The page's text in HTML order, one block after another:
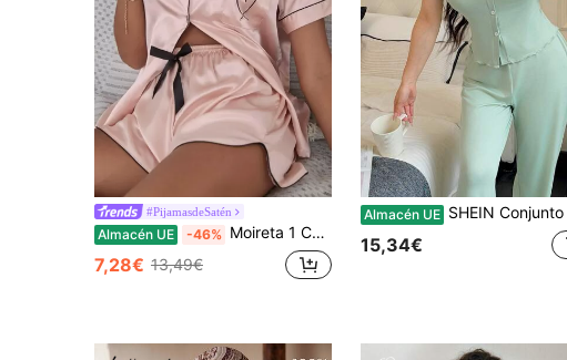
#PijamasdeSatén
Almacén UE -46% Moireta 1 Conjunto de pijama de satén con bordado de corazón y ribete de contraste
7,28€ 13,49€
Almacén UE SHEIN Conjunto de pijama con top de manga corta con encaje estilo francés hombros descubiertos y pantalones
15,34€